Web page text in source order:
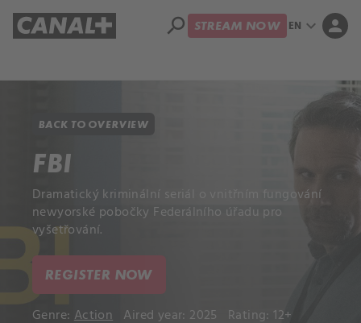
search STREAM NOW EN expand_more person
BACK TO OVERVIEW
FBI
Dramatický kriminální seriál o vnitřním fungování
newyorské pobočky Federálního úřadu pro
vyšetřování.
REGISTER NOW
Genre: Action Aired year: 2025 Rating: 12+